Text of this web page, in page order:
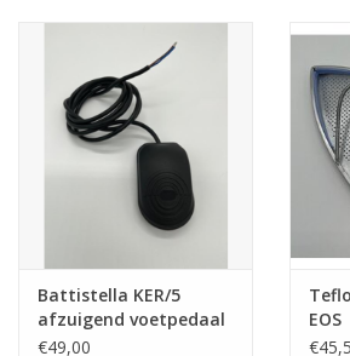
Battistella KER/5
afzuigend voetpedaal
€49,00
EOS